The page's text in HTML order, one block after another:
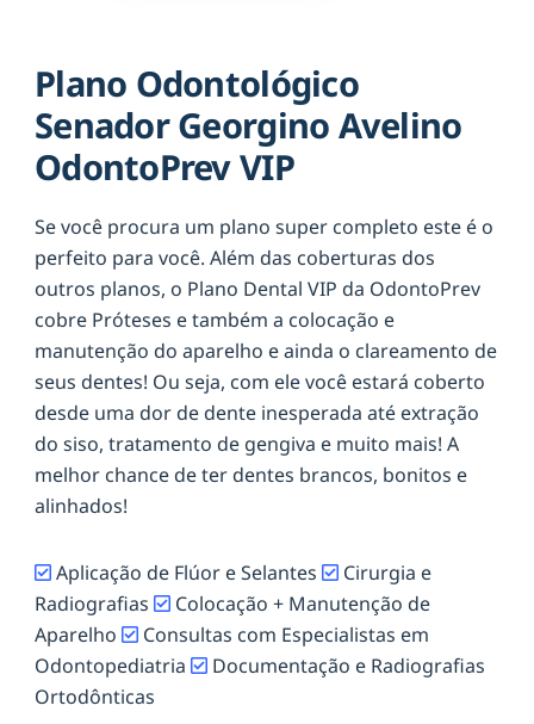
Plano Odontológico
Senador Georgino Avelino
OdontoPrev VIP
Se você procura um plano super completo este é o
perfeito para você. Além das coberturas dos
outros planos, o Plano Dental VIP da OdontoPrev
cobre Próteses e também a colocação e
manutenção do aparelho e ainda o clareamento de
seus dentes! Ou seja, com ele você estará coberto
desde uma dor de dente inesperada até extração
do siso, tratamento de gengiva e muito mais! A
melhor chance de ter dentes brancos, bonitos e
alinhados!
Aplicação de Flúor e Selantes
Cirurgia e
Radiografias
Colocação + Manutenção de
Aparelho
Consultas com Especialistas em
Odontopediatria
Documentação e Radiografias
Ortodônticas